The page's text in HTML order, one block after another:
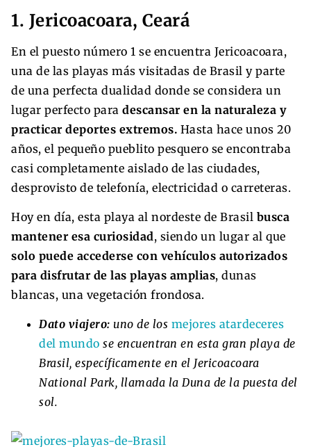
1. Jericoacoara, Ceará
En el puesto número 1 se encuentra Jericoacoara,
una de las playas más visitadas de Brasil y parte
de una perfecta dualidad donde se considera un
lugar perfecto para descansar en la naturaleza y
practicar deportes extremos. Hasta hace unos 20
años, el pequeño pueblito pesquero se encontraba
casi completamente aislado de las ciudades,
desprovisto de telefonía, electricidad o carreteras.
Hoy en día, esta playa al nordeste de Brasil busca
mantener esa curiosidad, siendo un lugar al que
solo puede accederse con vehículos autorizados
para disfrutar de las playas amplias, dunas
blancas, una vegetación frondosa.
Dato viajero: uno de los mejores atardeceres
del mundo se encuentran en esta gran playa de
Brasil, específicamente en el Jericoacoara
National Park, llamada la Duna de la puesta del
sol.